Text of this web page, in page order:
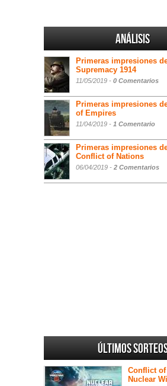
Análisis
Primeras impresiones
Supremacy 1914
11/05/2019 - 0 Comentarios
Primeras impresiones
of Empires
11/04/2019 - 1 Comentario
Primeras impresiones
Conflict of Nations
06/04/2019 - 2 Comentarios
Últimos
Conflict
Nuclear